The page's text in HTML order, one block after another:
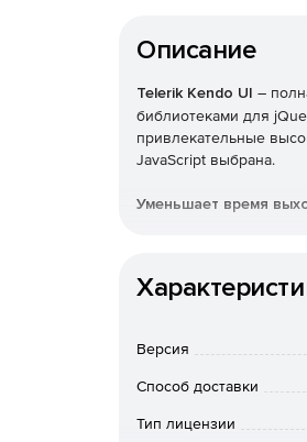
Описание
Telerik Kendo UI –
библиотеками для
привлекательные
JavaScript выбрана.
Уменьшает время
дизайна. Kendo UI
Предоставляет
таблицами,
Версия
Способ доставки
Тип лицензии